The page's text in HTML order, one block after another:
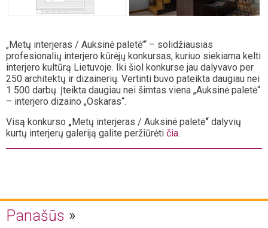
„Metų interjeras / Auksinė paletė’“ – solidžiausias
profesionalių interjero kūrėjų konkursas, kuriuo siekiama kelti
interjero kultūrą Lietuvoje. Iki šiol konkurse jau dalyvavo per
250 architektų ir dizainerių. Vertinti buvo pateikta daugiau nei
1 500 darbų. Įteikta daugiau nei šimtas viena „Auksinė paletė“
– interjero dizaino „Oskaras“.
Visą konkurso „ Metų interjeras / Auksinė paletė“ dalyvių
kurtų interjerų galeriją galite peržiūrėti čia.
Panašūs